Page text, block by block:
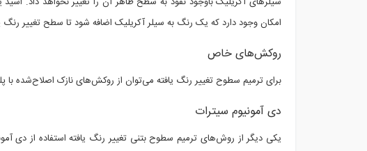
امکان وجود دارد که یک رنگ به سیلر آکریلیک اضافه شود تا سطح تغییر رنگ
روکش‌های خاص
برای ترمیم سطوح تغییر رنگ یافته می‌توان از روکش‌های نازک اصلاح‌شده با
دی آمونیوم سیترات
یکی دیگر از روش‌های ترمیم سطوح بتنی تغییر رنگ یافته استفاده از دی